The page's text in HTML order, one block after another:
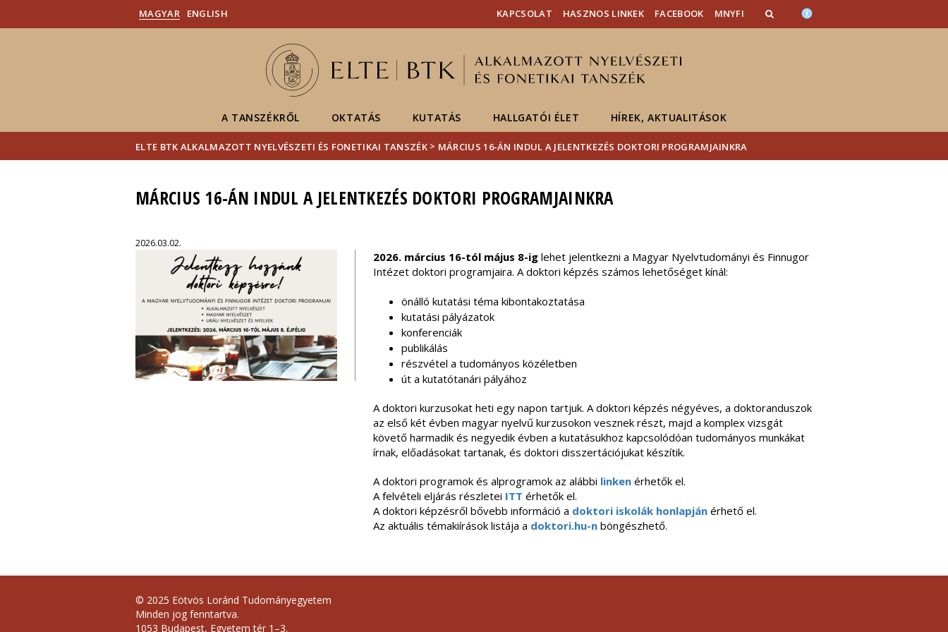
Hírek
Események
ELTE a
MAGYAR ENGLISH KAPCSOLAT HASZNOS LINKEK FACEBOOK MNYFI
A TANSZÉKRŐL OKTATÁS KUTATÁS HALLGATÓI ÉLET HÍREK, AKTUALITÁSOK
ELTE BTK ALKALMAZOTT NYELVÉSZETI ÉS FONETIKAI TANSZÉK > MÁRCIUS 16-ÁN INDUL A JELENTKEZÉS DOKTORI PROGRAMJAINKRA
MÁRCIUS 16-ÁN INDUL A JELENTKEZÉS DOKTORI PROGRAMJAINKRA
2026.03.02.
2026. március 16-tól május 8-iglehet jelentkezni a Magyar Nyelvtudományi és Finnugor
Intézet doktori programjaira. A doktori képzés számos lehetőséget kínál:
önálló kutatási téma kibontakoztatása
kutatási pályázatok
konferenciák
publikálás
részvétel a tudományos közéletben
út a kutatótanári pályához
A doktori kurzusokat heti egy napon tartjuk. A doktori képzés négyéves, a doktoranduszok
az első két évben magyar nyelvű kurzusokon vesznek részt, majd a komplex vizsgát
követő harmadik és negyedik évben a kutatásukhoz kapcsolódóan tudományos munkákat
írnak, előadásokat tartanak, és doktori disszertációjukat készítik.
A doktori programok és alprogramok az alábbi linkenérhetők el.
A felvételi eljárás részletei ITT érhetők el.
A doktori képzésről bővebb információ a doktori iskolák honlapjánérhető el.
Az aktuális témakiírások listája a doktori.hu-nböngészhető.
© 2025 Eötvös Loránd Tudományegyetem
Minden jog fenntartva.
1053 Budapest, Egyetem tér 1–3.